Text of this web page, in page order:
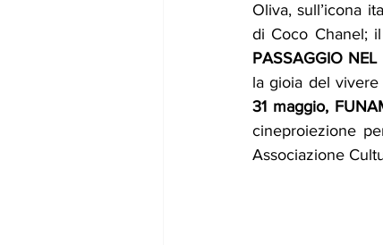
Oliva, sull’icona
di Coco Chanel; il
PASSAGGIO
31 maggio,
cineproiezione
Associazione